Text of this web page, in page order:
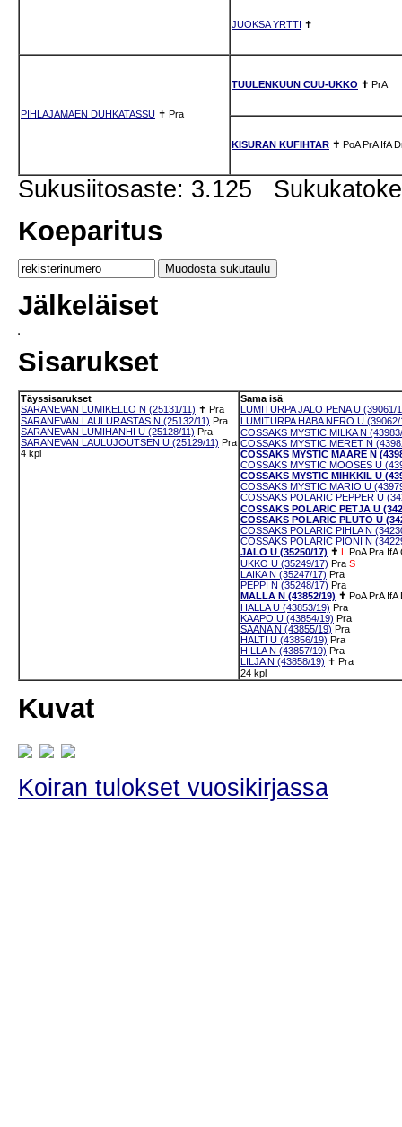
JUOKSA YRTTI ✝
PIHLAJAMÄEN DUHKATASSU ✝ Pra
TUULENKUUN CUU-UKKO ✝ PrA
KISURAN KUFIHTAR ✝ PoA PrA IfA
Sukusiitosaste: 3.125
Koeparitus
Jälkeläiset
Sisarukset
Täyssisarukset
SARANEVAN LUMIKELLO N (25131/11) ✝ Pra
SARANEVAN LAULURASTAS N (25132/11) Pra
SARANEVAN LUMIHANHI U (25128/11) Pra
SARANEVAN LAULUJOUTSEN U (25129/11) Pra
4 kpl
Sama isä
LUMITURPA JALO PENA U (39061/
LUMITURPA HABA NERO U (39062/
COSSAKS MYSTIC MILKA N
COSSAKS MYSTIC MERET N
COSSAKS MYSTIC MAARE N
COSSAKS MYSTIC MOOSES U
COSSAKS MYSTIC MIHKKIL U
COSSAKS MYSTIC MARIO U
COSSAKS POLARIC PEPPER U
COSSAKS POLARIC PETJA U
COSSAKS POLARIC PLUTO U
COSSAKS POLARIC PIHLA N
COSSAKS POLARIC PIONI N
JALO U (35250/17) ✝ L PoA Pra IfA
UKKO U (35249/17) Pra S
LAIKA N (35247/17) Pra
PEPPI N (35248/17) Pra
MALLA N (43852/19) ✝ PoA PrA IfA
HALLA U (43853/19) Pra
KAAPO U (43854/19) Pra
SAANA N (43855/19) Pra
HALTI U (43856/19) Pra
HILLA N (43857/19) Pra
LILJA N (43858/19) ✝ Pra
24 kpl
Kuvat
Koiran tulokset vuosikirjassa